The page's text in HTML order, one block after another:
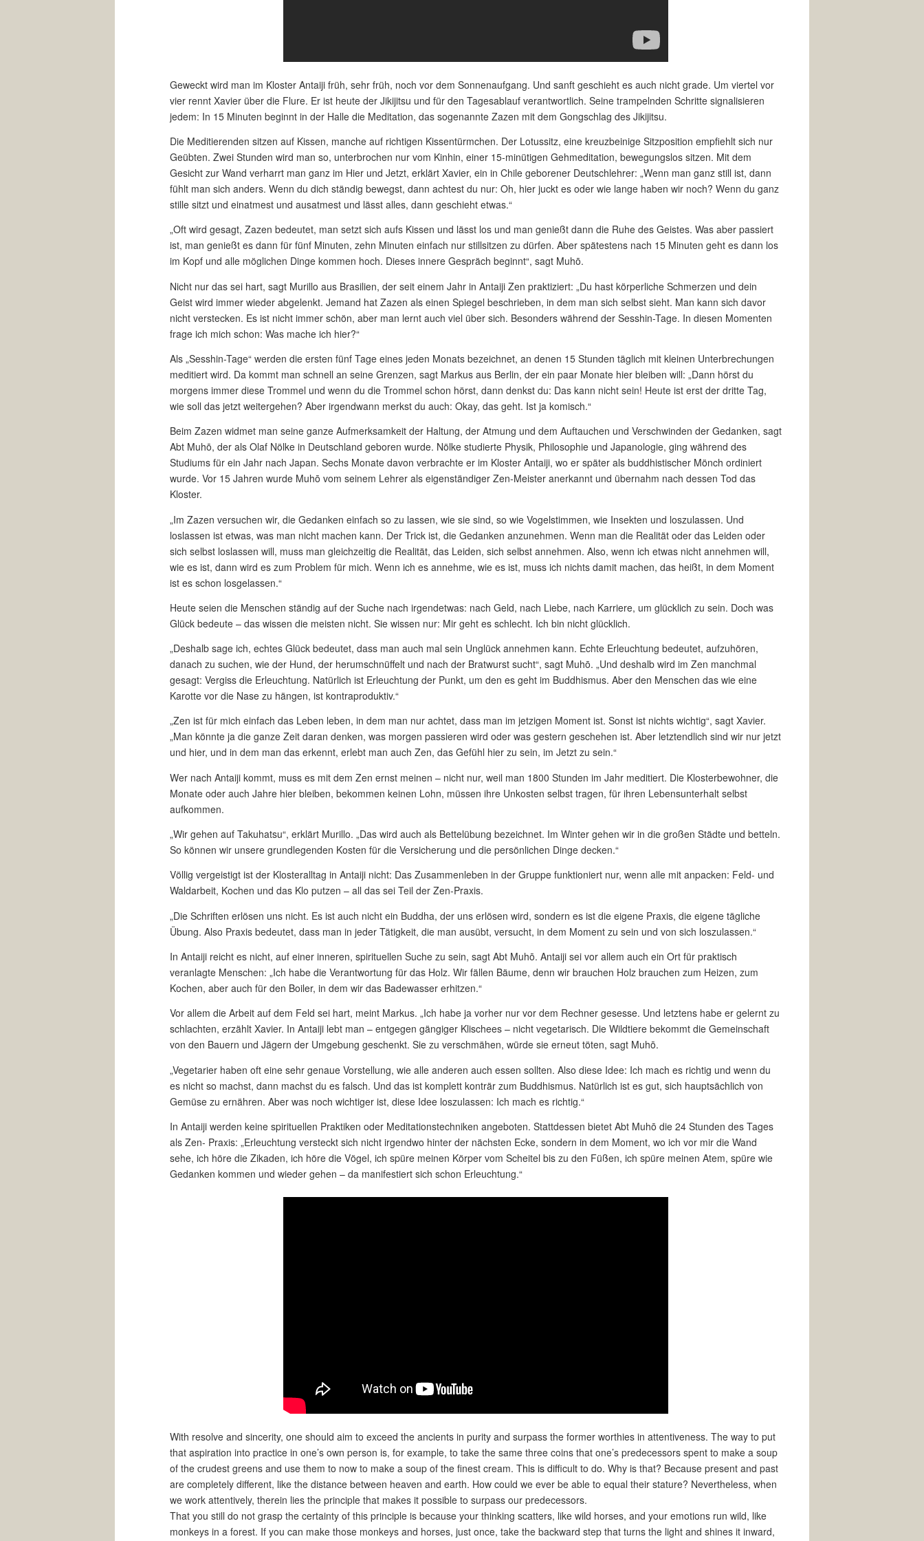
Geweckt wird man im Kloster Antaiji früh, sehr früh, noch vor dem Sonnenaufgang. Und sanft geschieht es auch nicht grade. Um viertel vor
vier rennt Xavier über die Flure. Er ist heute der Jikijitsu und für den Tagesablauf verantwortlich. Seine trampelnden Schritte signalisieren
jedem: In 15 Minuten beginnt in der Halle die Meditation, das sogenannte Zazen mit dem Gongschlag des Jikijitsu.
Die Meditierenden sitzen auf Kissen, manche auf richtigen Kissentürmchen. Der Lotussitz, eine kreuzbeinige Sitzposition empfiehlt sich nur
Geübten. Zwei Stunden wird man so, unterbrochen nur vom Kinhin, einer 15-minütigen Gehmeditation, bewegungslos sitzen. Mit dem
Gesicht zur Wand verharrt man ganz im Hier und Jetzt, erklärt Xavier, ein in Chile geborener Deutschlehrer: „Wenn man ganz still ist, dann
fühlt man sich anders. Wenn du dich ständig bewegst, dann achtest du nur: Oh, hier juckt es oder wie lange haben wir noch? Wenn du ganz
stille sitzt und einatmest und ausatmest und lässt alles, dann geschieht etwas.“
„Oft wird gesagt, Zazen bedeutet, man setzt sich aufs Kissen und lässt los und man genießt dann die Ruhe des Geistes. Was aber passiert
ist, man genießt es dann für fünf Minuten, zehn Minuten einfach nur stillsitzen zu dürfen. Aber spätestens nach 15 Minuten geht es dann los
im Kopf und alle möglichen Dinge kommen hoch. Dieses innere Gespräch beginnt“, sagt Muhō.
Nicht nur das sei hart, sagt Murillo aus Brasilien, der seit einem Jahr in Antaiji Zen praktiziert: „Du hast körperliche Schmerzen und dein
Geist wird immer wieder abgelenkt. Jemand hat Zazen als einen Spiegel beschrieben, in dem man sich selbst sieht. Man kann sich davor
nicht verstecken. Es ist nicht immer schön, aber man lernt auch viel über sich. Besonders während der Sesshin-Tage. In diesen Momenten
frage ich mich schon: Was mache ich hier?“
Als „Sesshin-Tage“ werden die ersten fünf Tage eines jeden Monats bezeichnet, an denen 15 Stunden täglich mit kleinen Unterbrechungen
meditiert wird. Da kommt man schnell an seine Grenzen, sagt Markus aus Berlin, der ein paar Monate hier bleiben will: „Dann hörst du
morgens immer diese Trommel und wenn du die Trommel schon hörst, dann denkst du: Das kann nicht sein! Heute ist erst der dritte Tag,
wie soll das jetzt weitergehen? Aber irgendwann merkst du auch: Okay, das geht. Ist ja komisch.“
Beim Zazen widmet man seine ganze Aufmerksamkeit der Haltung, der Atmung und dem Auftauchen und Verschwinden der Gedanken, sagt
Abt Muhō, der als Olaf Nölke in Deutschland geboren wurde. Nölke studierte Physik, Philosophie und Japanologie, ging während des
Studiums für ein Jahr nach Japan. Sechs Monate davon verbrachte er im Kloster Antaiji, wo er später als buddhistischer Mönch ordiniert
wurde. Vor 15 Jahren wurde Muhō vom seinem Lehrer als eigenständiger Zen-Meister anerkannt und übernahm nach dessen Tod das
Kloster.
„Im Zazen versuchen wir, die Gedanken einfach so zu lassen, wie sie sind, so wie Vogelstimmen, wie Insekten und loszulassen. Und
loslassen ist etwas, was man nicht machen kann. Der Trick ist, die Gedanken anzunehmen. Wenn man die Realität oder das Leiden oder
sich selbst loslassen will, muss man gleichzeitig die Realität, das Leiden, sich selbst annehmen. Also, wenn ich etwas nicht annehmen will,
wie es ist, dann wird es zum Problem für mich. Wenn ich es annehme, wie es ist, muss ich nichts damit machen, das heißt, in dem Moment
ist es schon losgelassen.“
Heute seien die Menschen ständig auf der Suche nach irgendetwas: nach Geld, nach Liebe, nach Karriere, um glücklich zu sein. Doch was
Glück bedeute – das wissen die meisten nicht. Sie wissen nur: Mir geht es schlecht. Ich bin nicht glücklich.
„Deshalb sage ich, echtes Glück bedeutet, dass man auch mal sein Unglück annehmen kann. Echte Erleuchtung bedeutet, aufzuhören,
danach zu suchen, wie der Hund, der herumschnüffelt und nach der Bratwurst sucht“, sagt Muhō. „Und deshalb wird im Zen manchmal
gesagt: Vergiss die Erleuchtung. Natürlich ist Erleuchtung der Punkt, um den es geht im Buddhismus. Aber den Menschen das wie eine
Karotte vor die Nase zu hängen, ist kontraproduktiv.“
„Zen ist für mich einfach das Leben leben, in dem man nur achtet, dass man im jetzigen Moment ist. Sonst ist nichts wichtig“, sagt Xavier.
„Man könnte ja die ganze Zeit daran denken, was morgen passieren wird oder was gestern geschehen ist. Aber letztendlich sind wir nur jetzt
und hier, und in dem man das erkennt, erlebt man auch Zen, das Gefühl hier zu sein, im Jetzt zu sein.“
Wer nach Antaiji kommt, muss es mit dem Zen ernst meinen – nicht nur, weil man 1800 Stunden im Jahr meditiert. Die Klosterbewohner, die
Monate oder auch Jahre hier bleiben, bekommen keinen Lohn, müssen ihre Unkosten selbst tragen, für ihren Lebensunterhalt selbst
aufkommen.
„Wir gehen auf Takuhatsu“, erklärt Murillo. „Das wird auch als Bettelübung bezeichnet. Im Winter gehen wir in die großen Städte und betteln.
So können wir unsere grundlegenden Kosten für die Versicherung und die persönlichen Dinge decken.“
Völlig vergeistigt ist der Klosteralltag in Antaiji nicht: Das Zusammenleben in der Gruppe funktioniert nur, wenn alle mit anpacken: Feld- und
Waldarbeit, Kochen und das Klo putzen – all das sei Teil der Zen-Praxis.
„Die Schriften erlösen uns nicht. Es ist auch nicht ein Buddha, der uns erlösen wird, sondern es ist die eigene Praxis, die eigene tägliche
Übung. Also Praxis bedeutet, dass man in jeder Tätigkeit, die man ausübt, versucht, in dem Moment zu sein und von sich loszulassen.“
In Antaiji reicht es nicht, auf einer inneren, spirituellen Suche zu sein, sagt Abt Muhō. Antaiji sei vor allem auch ein Ort für praktisch
veranlagte Menschen: „Ich habe die Verantwortung für das Holz. Wir fällen Bäume, denn wir brauchen Holz brauchen zum Heizen, zum
Kochen, aber auch für den Boiler, in dem wir das Badewasser erhitzen.“
Vor allem die Arbeit auf dem Feld sei hart, meint Markus. „Ich habe ja vorher nur vor dem Rechner gesesse. Und letztens habe er gelernt zu
schlachten, erzählt Xavier. In Antaiji lebt man – entgegen gängiger Klischees – nicht vegetarisch. Die Wildtiere bekommt die Gemeinschaft
von den Bauern und Jägern der Umgebung geschenkt. Sie zu verschmähen, würde sie erneut töten, sagt Muhō.
„Vegetarier haben oft eine sehr genaue Vorstellung, wie alle anderen auch essen sollten. Also diese Idee: Ich mach es richtig und wenn du
es nicht so machst, dann machst du es falsch. Und das ist komplett konträr zum Buddhismus. Natürlich ist es gut, sich hauptsächlich von
Gemüse zu ernähren. Aber was noch wichtiger ist, diese Idee loszulassen: Ich mach es richtig.“
In Antaiji werden keine spirituellen Praktiken oder Meditationstechniken angeboten. Stattdessen bietet Abt Muhō die 24 Stunden des Tages
als Zen- Praxis: „Erleuchtung versteckt sich nicht irgendwo hinter der nächsten Ecke, sondern in dem Moment, wo ich vor mir die Wand
sehe, ich höre die Zikaden, ich höre die Vögel, ich spüre meinen Körper vom Scheitel bis zu den Füßen, ich spüre meinen Atem, spüre wie
Gedanken kommen und wieder gehen – da manifestiert sich schon Erleuchtung.“
With resolve and sincerity, one should aim to exceed the ancients in purity and surpass the former worthies in attentiveness. The way to put
that aspiration into practice in one’s own person is, for example, to take the same three coins that one’s predecessors spent to make a soup
of the crudest greens and use them to now to make a soup of the finest cream. This is difficult to do. Why is that? Because present and past
are completely different, like the distance between heaven and earth. How could we ever be able to equal their stature? Nevertheless, when
we work attentively, therein lies the principle that makes it possible to surpass our predecessors.
That you still do not grasp the certainty of this principle is because your thinking scatters, like wild horses, and your emotions run wild, like
monkeys in a forest. If you can make those monkeys and horses, just once, take the backward step that turns the light and shines it inward,